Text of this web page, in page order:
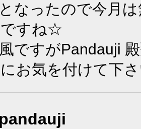
なったので今月
すね☆
ですがPandauji
お気を付けて下
pandauji